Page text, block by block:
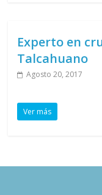
Experto en
Talcahuano
Agosto 20, 2017
Ver más